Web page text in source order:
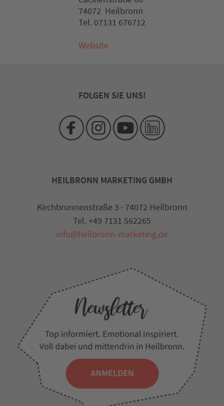
74072 Heilbronn
Tel. 07131 676712
Website
FOLGEN SIE UNS!
HEILBRONN MARKETING GMBH
Kirchbrunnenstraße 3 · 74072 Heilbronn
Tel. +49 7131 562265
info@heilbronn-marketing.de